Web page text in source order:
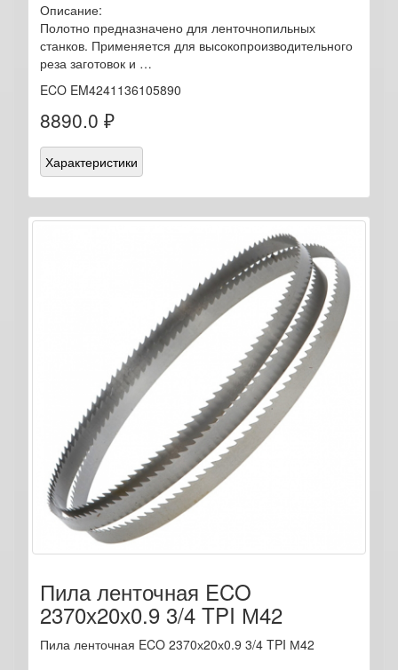
Описание:
Полотно предназначено для ленточнопильных
станков. Применяется для высокопроизводительного
реза заготовок и …
ECO EM4241136105890
8890.0 ₽
Характеристики
Пила ленточная ECO
2370х20х0.9 3/4 TPI М42
Пила ленточная ECO 2370х20х0.9 3/4 TPI М42